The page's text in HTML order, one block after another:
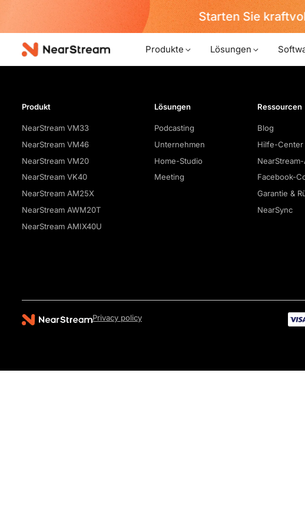
Starten Sie
Produkte Lösungen
Produkt
NearStream VM33
NearStream VM46
NearStream VM20
NearStream VK40
NearStream AM25X
NearStream AWM20T
NearStream AMIX40U
Lösungen
Podcasting
Unternehmen
Home-Studio
Meeting
Ressourcen
Blog
Hilfe-Center
Facebook-
Garantie &
NearSync
Privacy policy